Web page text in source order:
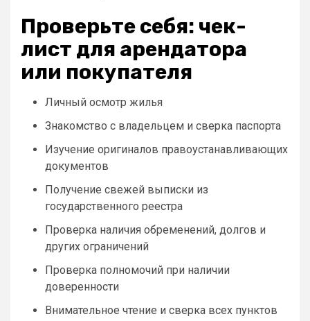
Проверьте себя: чек-
лист для арендатора
или покупателя
Личный осмотр жилья
Знакомство с владельцем и сверка паспорта
Изучение оригиналов правоустанавливающих
документов
Получение свежей выписки из
государственного реестра
Проверка наличия обременений, долгов и
других ограничений
Проверка полномочий при наличии
доверенности
Внимательное чтение и сверка всех пунктов